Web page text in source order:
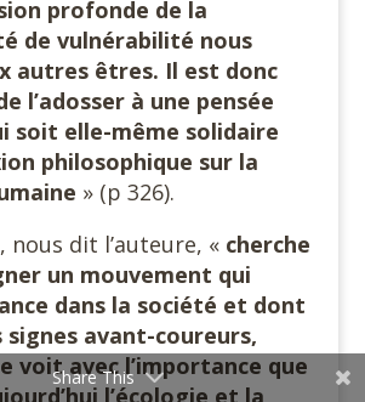
profonde de la
de vulnérabilité nous
autres êtres. Il est donc
l’adosser à une pensée
soit elle-même solidaire
philosophique sur la
» (p 326).
nous dit l’auteure, « cherche
un mouvement qui
dans la société et dont
signes avant-coureurs,
voit avec l’importance que
l’écologie et la
Share This